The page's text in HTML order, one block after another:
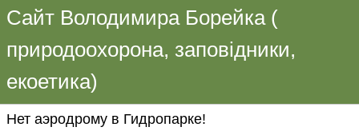
Сайт Володимира Борейка (
природоохорона, заповідники,
екоетика)
Нет аэродрому в Гидропарке!